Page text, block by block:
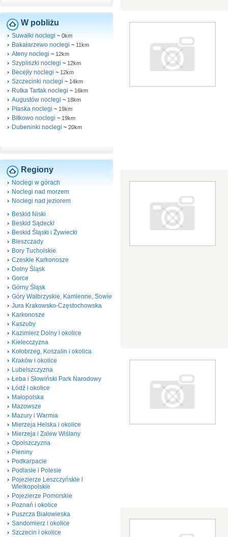
W pobliżu
Suwałki noclegi ~ 0km
Bakałarzewo noclegi ~ 11km
Ateny noclegi ~ 12km
Szypliszki noclegi ~ 12km
Becejły noclegi ~ 12km
Szczecinki noclegi ~ 14km
Rutka Tartak noclegi ~ 16km
Augustów noclegi ~ 18km
Płaska noclegi ~ 19km
Bitkowo noclegi ~ 19km
Dubeninki noclegi ~ 20km
Regiony
Noclegi w górach
Noclegi nad morzem
Noclegi nad jeziorem
Beskid Niski
Beskid Sądecki
Beskid Śląski i Żywiecki
Bieszczady
Bory Tucholskie
Czeskie Karkonosze
Dolny Śląsk
Gorce
Górny Śląsk
Góry Wałbrzyskie, Kamienne, Sowie
Jura Krakowsko-Częstochowska
Karkonosze
Kaszuby
Kazimierz Dolny i okolice
Kielecczyzna
Kołobrzeg, Koszalin i okolica
Kraków i okolice
Lubelszczyzna
Łeba i Słowiński Park Narodowy
Łódź i okolice
Małopolska
Mazowsze
Mazury i Warmia
Mierzeja Helska i okolice
Mierzeja i Zalew Wiślany
Opolszczyzna
Pieniny
Podkarpacie
Podlasie i Polesie
Pojezierze Leszczyńskie i
Wielkopolskie
Pojezierze Pomorskie
Poznań i okolice
Puszcza Białowieska
Sandomierz i okolice
Szczecin i okolice